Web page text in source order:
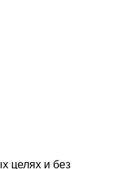
целях и без